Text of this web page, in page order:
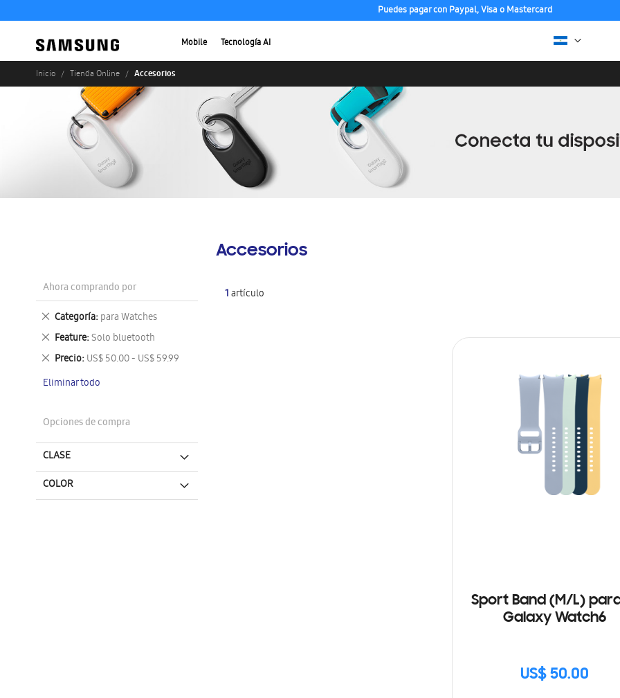
Puedes pagar con Paypal, Visa o Mastercard
Mobile Tecnología AI
Inicio Tienda Online Accesorios
Accesorios
1artículo
Sport Band (M/L)
Galaxy Watch6
US$ 50.00
Ahora comprando por
Categoría para Watches
Eliminar
este
artículo
Feature Solo bluetooth
Eliminar
este
artículo
Precio US$ 50.00 - US$ 59.99
Eliminar
artículo
Eliminar todo
Opciones de compra
CLASE
COLOR